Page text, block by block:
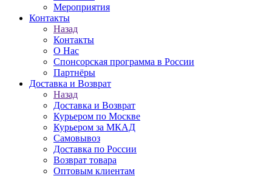
Мероприятия
Контакты
Назад
Контакты
О Нас
Спонсорская программа в России
Партнёры
Доставка и Возврат
Назад
Доставка и Возврат
Курьером по Москве
Курьером за МКАД
Самовывоз
Доставка по России
Возврат товара
Оптовым клиентам